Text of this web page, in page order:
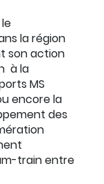
la région
son action
à la
MS
encore la
des
train entre